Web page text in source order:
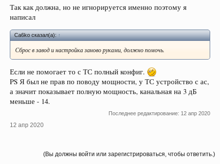
Так как должна, но не игнорируется именно поэтому я
написал
Ca6ko сказал(а):↑
Сброс в завод и настройка заново руками, должно помочь.
Если не помогает то с ТС полный конфиг.
PS Я был не прав по поводу мощности, у ТС устройство с ас,
а значит показывает полную мощность, канальная на 3 дБ
меньше - 14.
Последнее редактирование: 12 апр 2020
12 апр 2020
(Вы должны войти или зарегистрироваться, чтобы ответить.)